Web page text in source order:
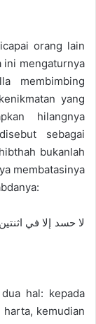
orang lain
ini mengaturnya
membimbing
yang
hilangnya
sebagai
bukanlah
membatasinya
لا حسد إلا في
hal: kepada
kemudian